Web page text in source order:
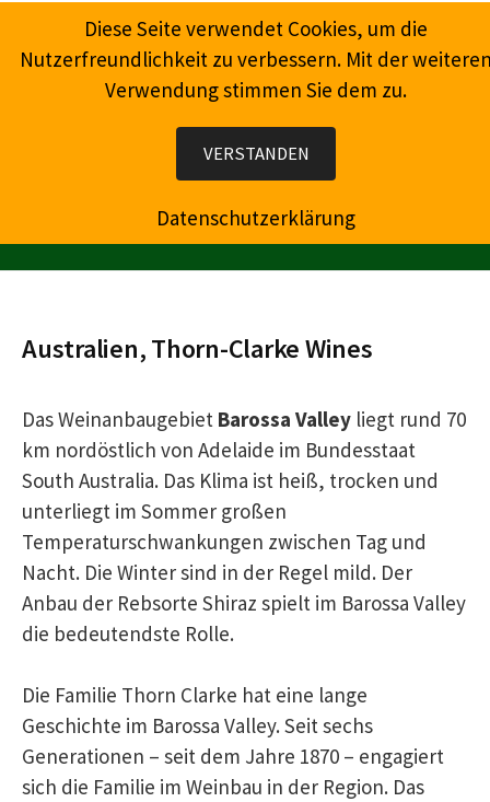
Inhalt
Wein, Champagner, Prosecco, Feinkost, Präsente
Australien, Thorn-Clarke Wines
Das Weinanbaugebiet Barossa Valley liegt rund 70
km nordöstlich von Adelaide im Bundesstaat
South Australia. Das Klima ist heiß, trocken und
unterliegt im Sommer großen
Temperaturschwankungen zwischen Tag und
Nacht. Die Winter sind in der Regel mild. Der
Anbau der Rebsorte Shiraz spielt im Barossa Valley
die bedeutendste Rolle.
Die Familie Thorn Clarke hat eine lange
Geschichte im Barossa Valley. Seit sechs
Generationen – seit dem Jahre 1870 – engagiert
sich die Familie im Weinbau in der Region. Das
Diese Seite verwendet Cookies, um die
Nutzerfreundlichkeit zu verbessern. Mit der
Verwendung stimmen Sie dem zu.
VERSTANDEN
Datenschutzerklärung